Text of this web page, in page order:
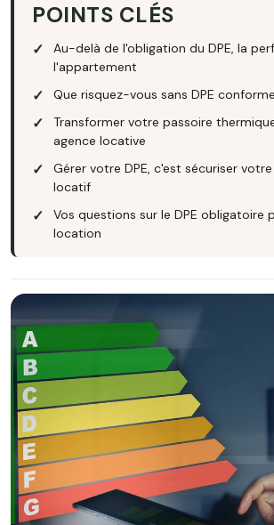
POINTS CLÉS
Au-delà de l'obligation du DPE, la
l'appartement
Que risquez-vous sans DPE
Transformer votre passoire
agence locative
Gérer votre DPE, c'est sécuriser
locatif
Vos questions sur le DPE obligatoire
location